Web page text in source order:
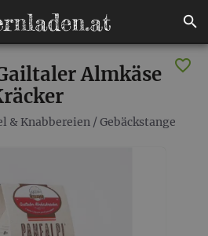
Almkäse
& Knabbereien / Gebäckstange